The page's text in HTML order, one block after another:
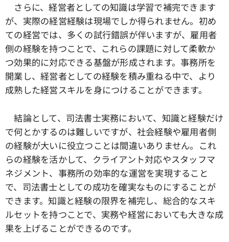
さらに、経営者としての知識は学習で補完できます
が、実際の経営経験は現場でしか得られません。初め
ての経営では、多くの試行錯誤が伴いますが、雇用者
側の経験を持つことで、これらの課題に対して柔軟か
つ効果的に対応できる基盤が形成されます。事務所を
開業し、経営者としての経験を積み重ねる中で、より
成熟した経営スキルを身につけることができます。
結論として、司法書士実務において、知識と経験だけ
で何とかするのは難しいですが、社会経験や雇用者側
の経験が大いに役立つことは間違いありません。これ
らの経験を活かして、クライアント対応やスタッフマ
ネジメント、事務所の効率的な運営を実現すること
で、司法書士としての成功を確実なものにすることが
できます。知識と経験の限界を補完し、総合的なスキ
ルセットを持つことで、実務や経営においても大きな成
果を上げることができるのです。